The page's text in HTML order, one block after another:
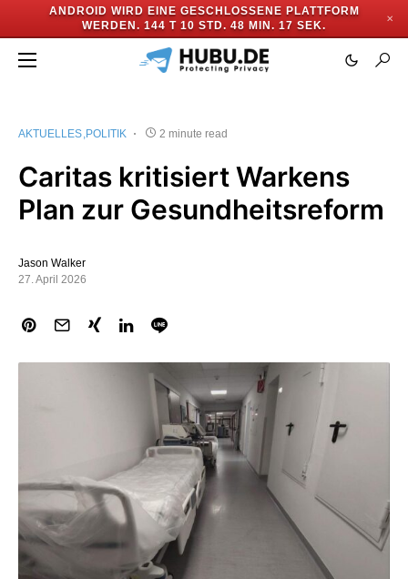
ANDROID WIRD EINE GESCHLOSSENE PLATTFORM
WERDEN. 144 T 10 STD. 48 MIN. 16 SEK.
✕
AKTUELLES POLITIK 2 minute read
Caritas kritisiert Warkens
Plan zur Gesundheitsreform
Jason Walker
27. April 2026